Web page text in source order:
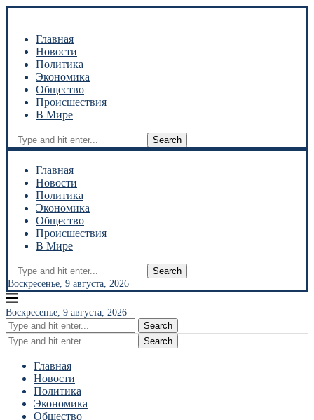
Главная
Новости
Политика
Экономика
Общество
Происшествия
В Мире
Search
Главная
Новости
Политика
Экономика
Общество
Происшествия
В Мире
Search
Воскресенье, 9 августа, 2026
Воскресенье, 9 августа, 2026
Search
Search
Главная
Новости
Политика
Экономика
Общество